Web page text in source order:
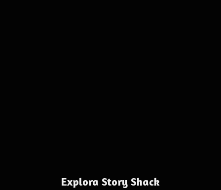
Explora Story Shack